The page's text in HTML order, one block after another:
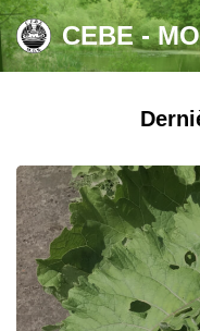
Aller
CEBE -